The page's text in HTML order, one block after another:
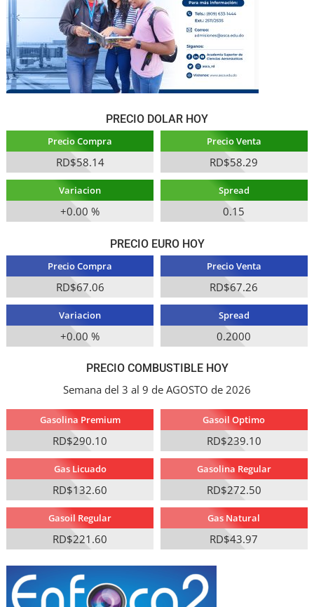
PRECIO DOLAR HOY
Precio Compra
RD$58.14
Precio Venta
RD$58.29
Variacion
+0.00 %
Spread
0.15
PRECIO EURO HOY
Precio Compra
RD$67.06
Precio Venta
RD$67.26
Variacion
+0.00 %
Spread
0.2000
PRECIO COMBUSTIBLE HOY
Semana del 3 al 9 de AGOSTO de 2026
Gasolina Premium
RD$290.10
Gasoil Optimo
RD$239.10
Gas Licuado
RD$132.60
Gasolina Regular
RD$272.50
Gasoil Regular
RD$221.60
Gas Natural
RD$43.97